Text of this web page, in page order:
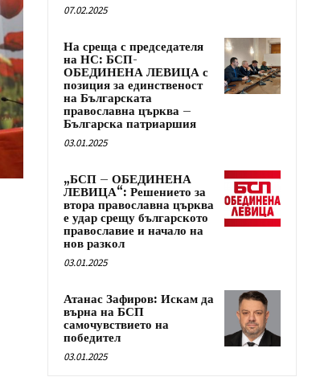
07.02.2025
На среща с председателя
на НС: БСП-
ОБЕДИНЕНА ЛЕВИЦА с
позиция за единственост
на Българската
православна църква –
Българска патриаршия
03.01.2025
„БСП – ОБЕДИНЕНА
ЛЕВИЦА“: Решението за
втора православна църква
е удар срещу българското
православие и начало на
нов разкол
03.01.2025
Атанас Зафиров: Искам да
върна на БСП
самочувствието на
победител
03.01.2025